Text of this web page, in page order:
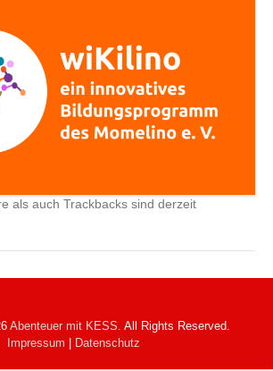
als auch Trackbacks sind derzeit
Abenteuer mit KESS. All Rights Reserved.
Impressum
Datenschutz